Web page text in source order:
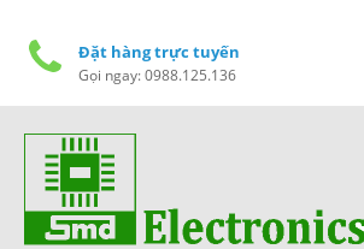
Đặt hàng trực tuyến
Gọi ngay: 0988.125.136